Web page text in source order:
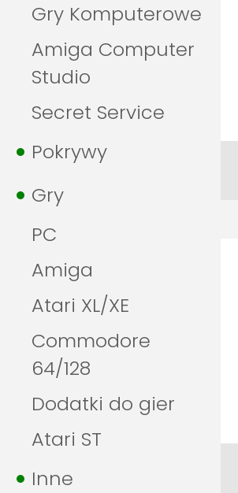
Gry Komputerowe
Amiga Computer
Studio
Secret Service
Pokrywy
Gry
PC
Amiga
Atari XL/XE
Commodore
64/128
Dodatki do gier
Atari ST
Inne